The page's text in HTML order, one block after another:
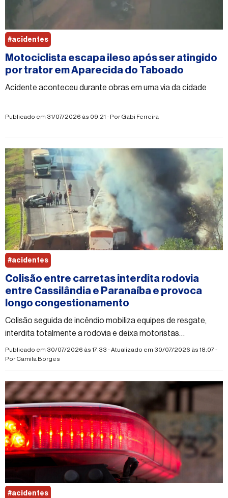
Motociclista escapa ileso após ser atingido
por trator em Aparecida do Taboado
Acidente aconteceu durante obras em uma via da cidade
Publicado em 31/07/2026 às 09:21 - PorGabi Ferreira
#acidentes
Colisão entre carretas interdita rodovia
entre Cassilândia e Paranaíba e provoca
longo congestionamento
Colisão seguida de incêndio mobiliza equipes de resgate,
interdita totalmente a rodovia e deixa motoristas
enfrentando quilômetros de congestionamento
Publicado em 30/07/2026 às 17:33 - Atualizado em 30/07/2026 às 18:07 -
PorCamila Borges
#acidentes
#acidentes